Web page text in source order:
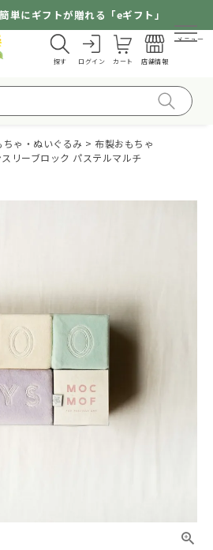
単にギフトが贈れる「eギフト」
探す ログイン カート 店舗情報
メニュー
ちゃ・ぬいぐるみ
布製おもちゃ
リーブロック パステルマルチ